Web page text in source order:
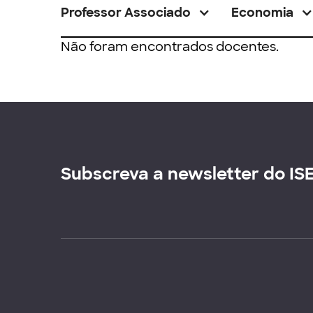
Professor Associado Economia
Não foram encontrados docentes.
Subscreva a newsletter do